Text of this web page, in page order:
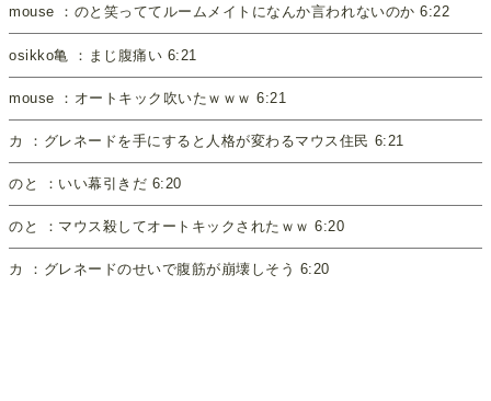
mouse ：のと笑っててルームメイトになんか言われないのか 6:22
osikko亀 ：まじ腹痛い 6:21
mouse ：オートキック吹いたｗｗｗ 6:21
カ ：グレネードを手にすると人格が変わるマウス住民 6:21
のと ：いい幕引きだ 6:20
のと ：マウス殺してオートキックされたｗｗ 6:20
カ ：グレネードのせいで腹筋が崩壊しそう 6:20